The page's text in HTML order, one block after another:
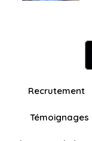
Recrutement
Témoignages